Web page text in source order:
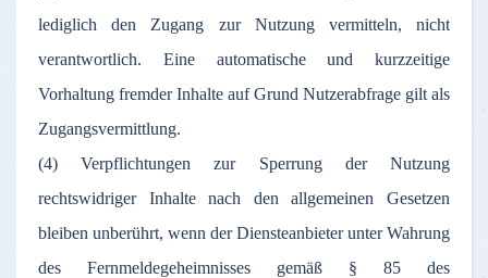
lediglich den Zugang zur Nutzung vermitteln, nicht
verantwortlich. Eine automatische und kurzzeitige
Vorhaltung fremder Inhalte auf Grund Nutzerabfrage gilt als
Zugangsvermittlung.
(4) Verpflichtungen zur Sperrung der Nutzung
rechtswidriger Inhalte nach den allgemeinen Gesetzen
bleiben unberührt, wenn der Diensteanbieter unter Wahrung
des Fernmeldegeheimnisses gemäß § 85 des